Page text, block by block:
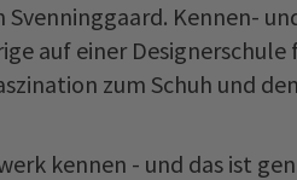
Kennen-
auf einer Designerschule
zum Schuh und
kennen - und das ist